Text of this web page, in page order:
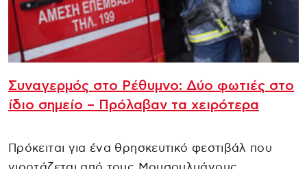
Συναγερμός στο Ρέθυμνο: Δύο φωτιές στο
ίδιο σημείο – Πρόλαβαν τα χειρότερα
Πρόκειται για ένα θρησκευτικό φεστιβάλ που